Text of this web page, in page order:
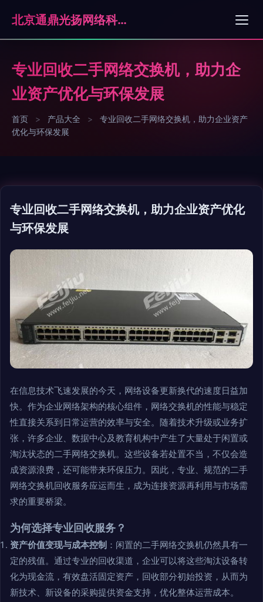
北京通鼎光扬网络科技有限公司
专业回收二手网络交换机，助力企
业资产优化与环保发展
首页 > 产品大全 >
专业回收二手网络交换机，助力企业资产
优化与环保发展
专业回收二手网络交换机，助力企业资产优化
与环保发展
在信息技术飞速发展的今天，网络设备更新换代的速度日益加
快。作为企业网络架构的核心组件，网络交换机的性能与稳定
性直接关系到日常运营的效率与安全。随着技术升级或业务扩
张，许多企业、数据中心及教育机构中产生了大量处于闲置或
淘汰状态的二手网络交换机。这些设备若处置不当，不仅会造
成资源浪费，还可能带来环保压力。因此，专业、规范的二手
网络交换机回收服务应运而生，成为连接资源再利用与市场需
求的重要桥梁。
为何选择专业回收服务？
资产价值变现与成本控制 ：闲置的二手网络交换机仍然具有一
定的残值。通过专业的回收渠道，企业可以将这些淘汰设备转
化为现金流，有效盘活固定资产，回收部分初始投资，从而为
新技术、新设备的采购提供资金支持，优化整体运营成本。